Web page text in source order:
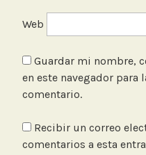
Web
Guardar mi nombre,
en este navegador para
comentario.
Recibir un correo
comentarios a esta